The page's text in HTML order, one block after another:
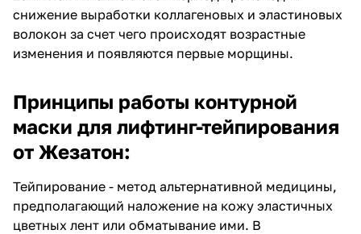
снижение выработки коллагеновых и эластиновых
волокон за счет чего происходят возрастные
изменения и появляются первые морщины.
Принципы работы контурной
маски для лифтинг-тейпирования
от Жезатон:
Тейпирование - метод альтернативной медицины,
предполагающий наложение на кожу эластичных
цветных лент или обматывание ими. В